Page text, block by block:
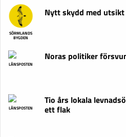
SÖRMLANDS
BYGDEN
Nytt skydd med
LÄNSPOSTEN
Noras politiker
LÄNSPOSTEN
Tio års lokala
ett flak